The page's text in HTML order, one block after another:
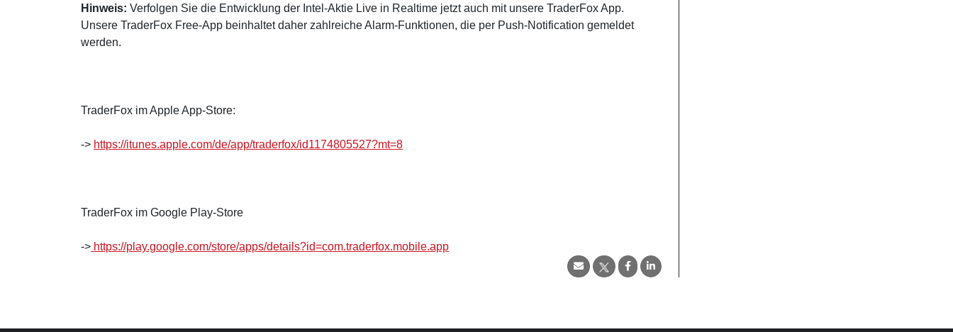
Hinweis: Verfolgen Sie die Entwicklung der Intel-Aktie Live in Realtime jetzt auch mit unsere TraderFox App.
Unsere TraderFox Free-App beinhaltet daher zahlreiche Alarm-Funktionen, die per Push-Notification gemeldet
werden.
TraderFox im Apple App-Store:
-> https://itunes.apple.com/de/app/traderfox/id1174805527?mt=8
TraderFox im Google Play-Store
-> https://play.google.com/store/apps/details?id=com.traderfox.mobile.app